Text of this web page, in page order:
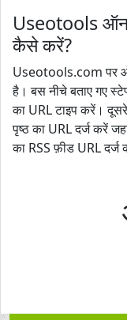
Useotools
कैसे करें?
Useotools.com पर
है। बस नीचे बताए गए
का URL टाइप करें।
पृष्ठ का URL दर्ज करें
का RSS फ़ीड URL दर्ज